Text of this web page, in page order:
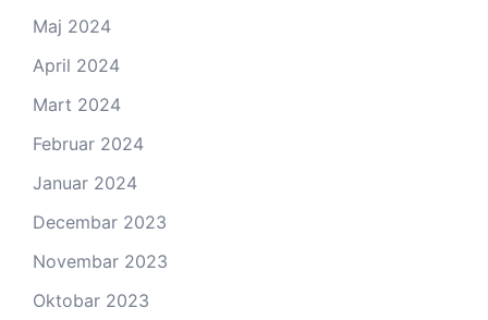
Maj 2024
April 2024
Mart 2024
Februar 2024
Januar 2024
Decembar 2023
Novembar 2023
Oktobar 2023